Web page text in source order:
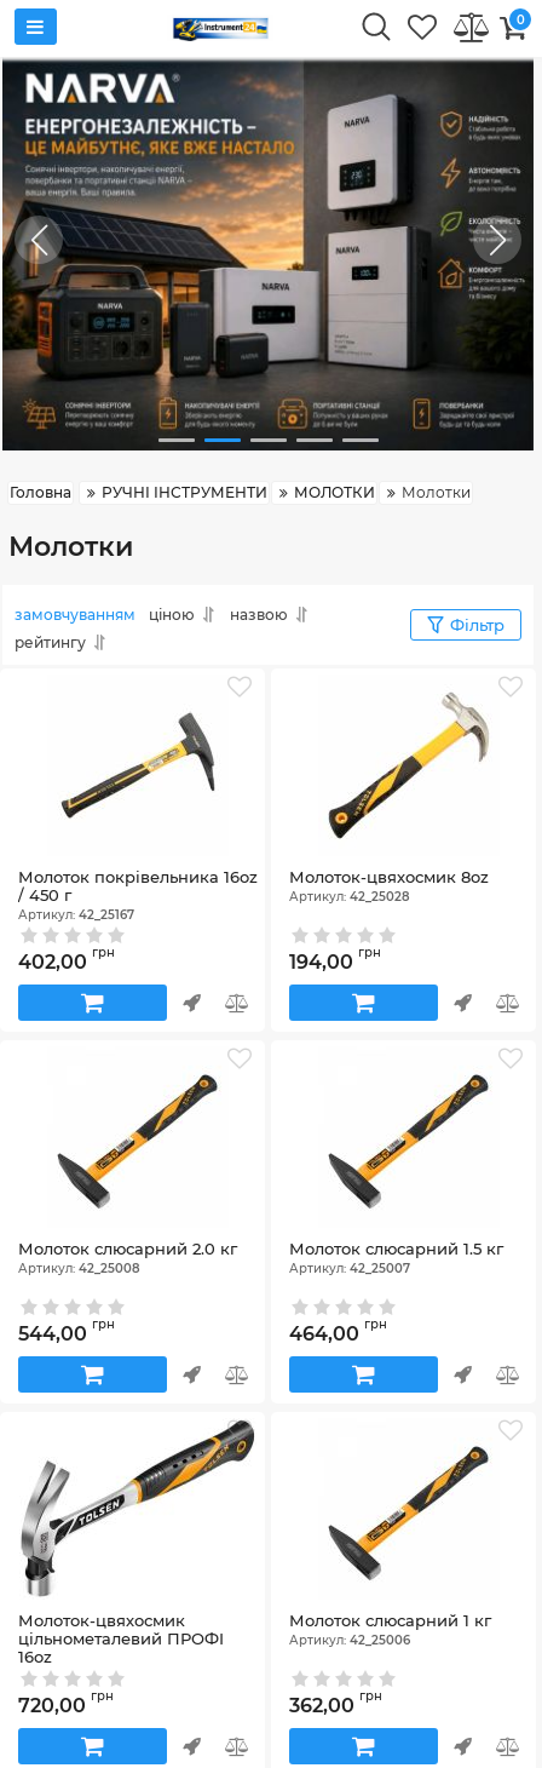
0
Головна РУЧНІ ІНСТРУМЕНТИ МОЛОТКИ Молотки
Молотки
замовчуванням ціною
назвою
рейтингу
Фільтр
Молоток покрівельника 16oz
/ 450 г
Артикул: 42_25167
402,00 грн
Молоток-цвяхосмик 8oz
Артикул: 42_25028
194,00 грн
Молоток слюсарний 2.0 кг
Артикул: 42_25008
544,00 грн
Молоток слюсарний 1.5 кг
Артикул: 42_25007
464,00 грн
Молоток-цвяхосмик
цільнометалевий ПРОФІ
16oz
Артикул:42_25171
720,00 грн
Молоток слюсарний 1 кг
Артикул: 42_25006
362,00 грн